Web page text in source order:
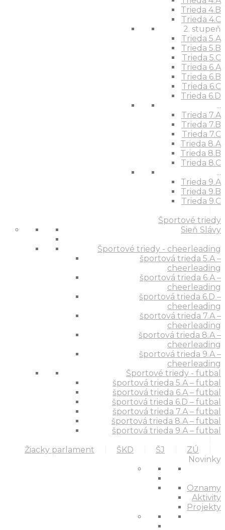
Trieda 4.B
Trieda 4.C
2. stupeň
Trieda 5.A
Trieda 5.B
Trieda 5.C
Trieda 6.A
Trieda 6.B
Trieda 6.C
Trieda 6.D
...
Trieda 7.A
Trieda 7.B
Trieda 7.C
Trieda 8.A
Trieda 8.B
Trieda 8.C
...
Trieda 9.A
Trieda 9.B
Trieda 9.C
Športové triedy
Sieň Slávy
Športové triedy - cheerleading
športová trieda 5.A –
cheerleading
športová trieda 6.A –
cheerleading
športová trieda 6.D –
cheerleading
športová trieda 7.A –
cheerleading
športová trieda 8.A –
cheerleading
športová trieda 9.A –
cheerleading
Športové triedy - futbal
športová trieda 5.A – futbal
športová trieda 6.A – futbal
športová trieda 6.D – futbal
športová trieda 7.A – futbal
športová trieda 8.A – futbal
športová trieda 9.A – futbal
Žiacky parlament
ŠKD ŠJ
ZÚ
Novinky
Oznamy
Aktivity
Projekty